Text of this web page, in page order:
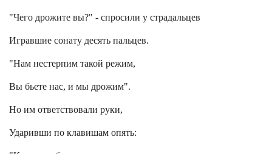
"Чего дрожите вы?" - спросили у страдальцев
Игравшие сонату десять пальцев.
"Нам нестерпим такой режим,
Вы бьете нас, и мы дрожим".
Но им ответствовали руки,
Ударивши по клавишам опять: